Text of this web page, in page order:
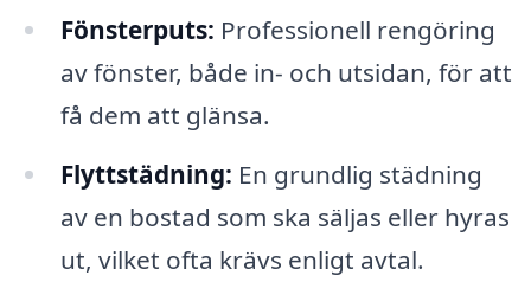
Fönsterputs: Professionell rengöring
av fönster, både in- och utsidan, för att
få dem att glänsa.
Flyttstädning: En grundlig städning
av en bostad som ska säljas eller hyras
ut, vilket ofta krävs enligt avtal.